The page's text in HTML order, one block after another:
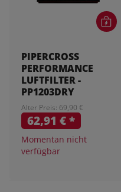
PIPERCROSS
PERFORMANCE
LUFTFILTER -
PP1203DRY
Alter Preis: 69,90 €
62,91 €*
Momentan nicht
verfügbar